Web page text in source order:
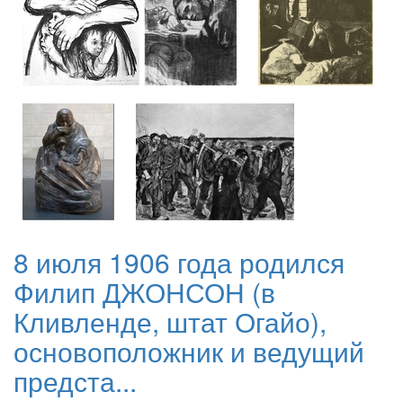
8 июля 1906 года родился
Филип ДЖОНСОН (в
Кливленде, штат Огайо),
основоположник и ведущий
предста...